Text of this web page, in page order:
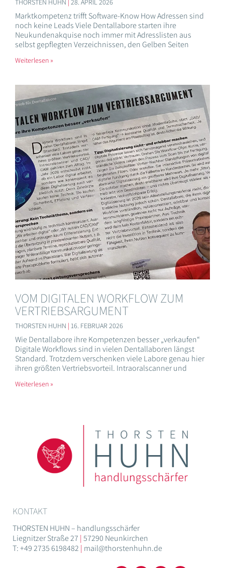
THORSTEN HUHN 28. APRIL 2026
Marktkompetenz trifft Software-Know How Adressen sind
noch keine Leads Viele Dentallabore starten ihre
Neukundenakquise noch immer mit Adresslisten aus
selbst gepflegten Verzeichnissen, den Gelben Seiten
Weiterlesen »
VOM DIGITALEN WORKFLOW ZUM
VERTRIEBSARGUMENT
THORSTEN HUHN 16. FEBRUAR 2026
Wie Dentallabore ihre Kompetenzen besser „verkaufen“
Digitale Workflows sind in vielen Dentallaboren längst
Standard. Trotzdem verschenken viele Labore genau hier
ihren größten Vertriebsvorteil. Intraoralscanner und
Weiterlesen »
KONTAKT
THORSTEN HUHN – handlungsschärfer
Liegnitzer Straße 27 |57290 Neunkirchen
T: +49 2735 6198482 | mail@thorstenhuhn.de